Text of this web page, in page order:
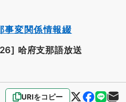
事変関係情報綴
哈府支那語放送
URIをコピー